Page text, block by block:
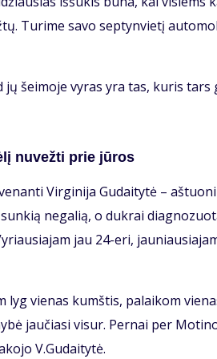
Tu­ri­me sa­vo sep­tyn­vie­tį
jų šei­mo­je vy­ras yra tas, ku­ris
nu­vež­ti prie jū­ros
Vir­gi­ni­ja Gu­dai­ty­tė –
ne­ga­lią, o duk­rai
jau 24-eri,
lyg vie­nas kumš­tis, pa­lai­kom
jau­čia­si vi­sur. Per­nai per
V.Gu­dai­ty­tė.